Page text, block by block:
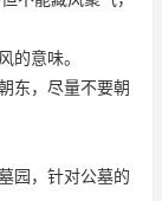
的意味。
东，尽量不要朝
园，针对公墓的